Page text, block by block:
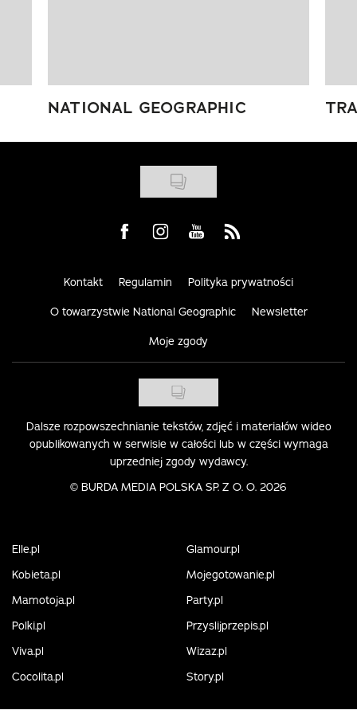
NATIONAL GEOGRAPHIC
Visit us on Facebook
Visit us on Instagram
Visit us on Youtube
Visit us on Rss
Kontakt Regulamin Polityka prywatności
O towarzystwie National Geographic Newsletter
Moje zgody
Dalsze rozpowszechnianie tekstów, zdjęć i materiałów wideo
opublikowanych w serwisie w całości lub w części wymaga
uprzedniej zgody wydawcy.
© BURDA MEDIA POLSKA SP. Z O. O. 2026
Elle.pl
Glamour.pl
Kobieta.pl
Mojegotowanie.pl
Mamotoja.pl
Party.pl
Polki.pl
Przyslijprzepis.pl
Viva.pl
Wizaz.pl
Cocolita.pl
Story.pl